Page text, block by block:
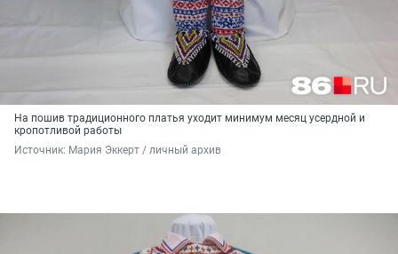
На пошив традиционного платья уходит минимум месяц усердной и
кропотливой работы
Источник: Мария Эккерт / личный архив